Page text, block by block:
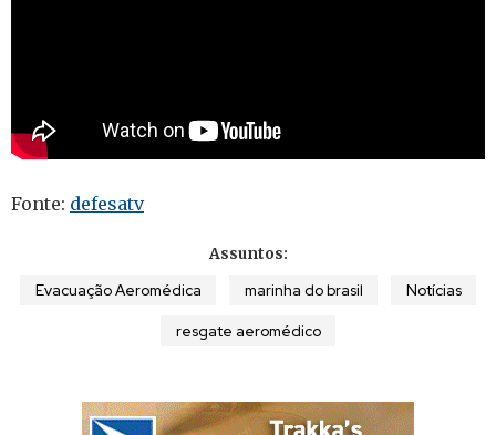
Fonte: defesatv
Assuntos:
Evacuação Aeromédica marinha do brasil Notícias
resgate aeromédico